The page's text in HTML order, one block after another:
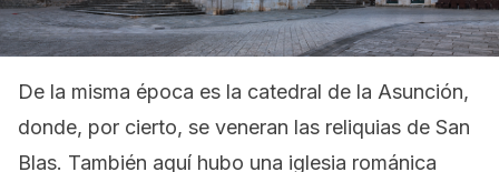
De la misma época es la catedral de la Asunción,
donde, por cierto, se veneran las reliquias de San
Blas. También aquí hubo una iglesia románica